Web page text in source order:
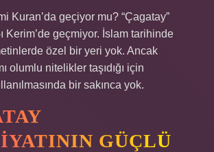
Kuran’da geçiyor mu? “Çagatay”
Kerim’de geçmiyor. İslam tarihinde
özel bir yeri yok. Ancak
olumlu nitelikler taşıdığı için
bir sakınca yok.
GÜÇLÜ